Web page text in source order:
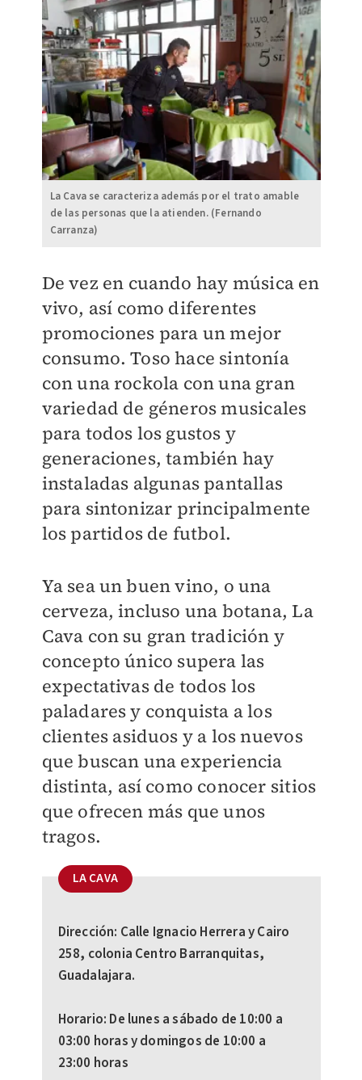
La Cava se caracteriza además por el trato amable
de las personas que la atienden. (Fernando
Carranza)
De vez en cuando hay música en
vivo, así como diferentes
promociones para un mejor
consumo. Toso hace sintonía
con una rockola con una gran
variedad de géneros musicales
para todos los gustos y
generaciones, también hay
instaladas algunas pantallas
para sintonizar principalmente
los partidos de futbol.
Ya sea un buen vino, o una
cerveza, incluso una botana, La
Cava con su gran tradición y
concepto único supera las
expectativas de todos los
paladares y conquista a los
clientes asiduos y a los nuevos
que buscan una experiencia
distinta, así como conocer sitios
que ofrecen más que unos
tragos.
LA CAVA
Dirección: Calle Ignacio Herrera y Cairo
258, colonia Centro Barranquitas,
Guadalajara.
Horario: De lunes a sábado de 10:00 a
03:00 horas y domingos de 10:00 a
23:00 horas